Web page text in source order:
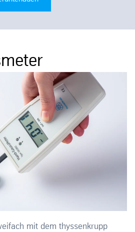
mit dem thyssenkrupp